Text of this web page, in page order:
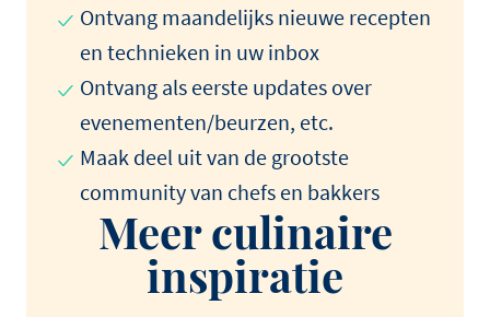
Ontvang maandelijks nieuwe recepten
en technieken in uw inbox
Ontvang als eerste updates over
evenementen/beurzen, etc.
Maak deel uit van de grootste
community van chefs en bakkers
Meer culinaire
inspiratie